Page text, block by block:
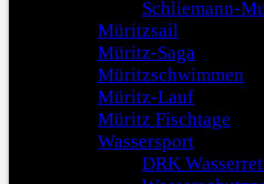
Schliemann-
Müritzsail
Müritz-Saga
Müritzschwimmen
Müritz-Lauf
Müritz Fischtage
Wassersport
DRK